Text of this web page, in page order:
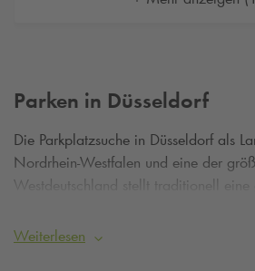
Parken in Düsseldorf
Die Parkplatzsuche in Düsseldorf als
Nordrhein-Westfalen und eine der
Westdeutschland stellt traditionell eine
finden und über kurze Wege zu
Weiterlesen